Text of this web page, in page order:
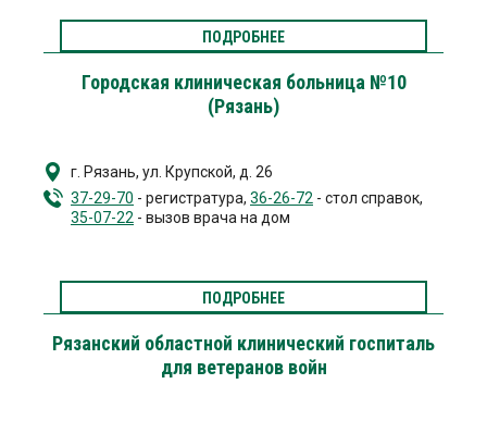
ПОДРОБНЕЕ
Городская клиническая больница №10
(Рязань)
г. Рязань, ул. Крупской, д. 26
37-29-70 - регистратура, 36-26-72 - стол справок,
35-07-22 - вызов врача на дом
ПОДРОБНЕЕ
Рязанский областной клинический госпиталь
для ветеранов войн